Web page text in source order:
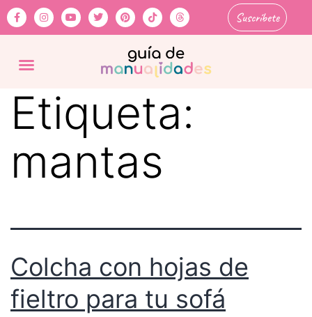
Suscríbete
Etiqueta:
mantas
Colcha con hojas de
fieltro para tu sofá